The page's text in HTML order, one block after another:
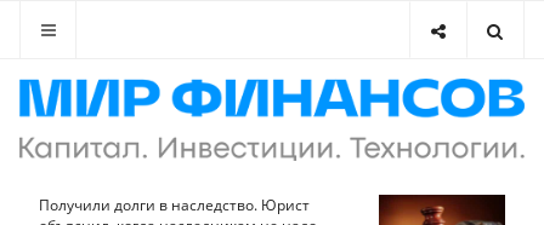
Получили долги в наследство. Юрист